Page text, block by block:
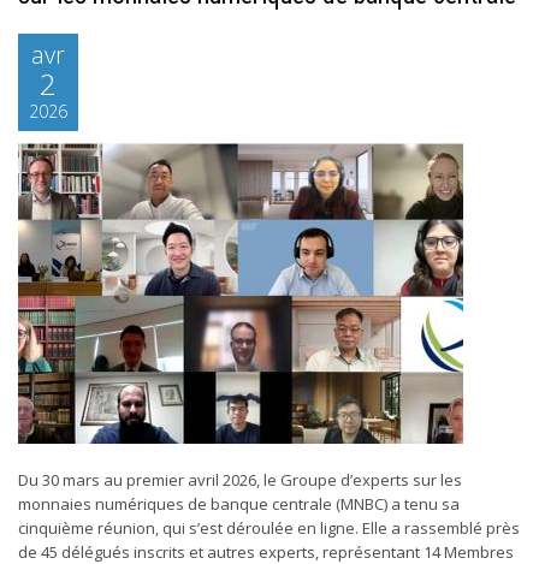
avr
2
2026
Du 30 mars au premier avril 2026, le Groupe d’experts sur les
monnaies numériques de banque centrale (MNBC) a tenu sa
cinquième réunion, qui s’est déroulée en ligne. Elle a rassemblé près
de 45 délégués inscrits et autres experts, représentant 14 Membres